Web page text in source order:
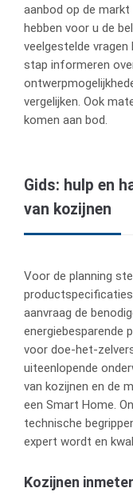
aanbod op de
hebben voor u de
veelgestelde
stap informeren
vergelijken. Ook
komen aan bod.
Gids: hulp en
van kozijnen
Voor de planning
aanvraag de
energiebesparende
voor doe-het-
uiteenlopende
van kozijnen en de
een Smart Home.
technische
expert wordt en
Kozijnen